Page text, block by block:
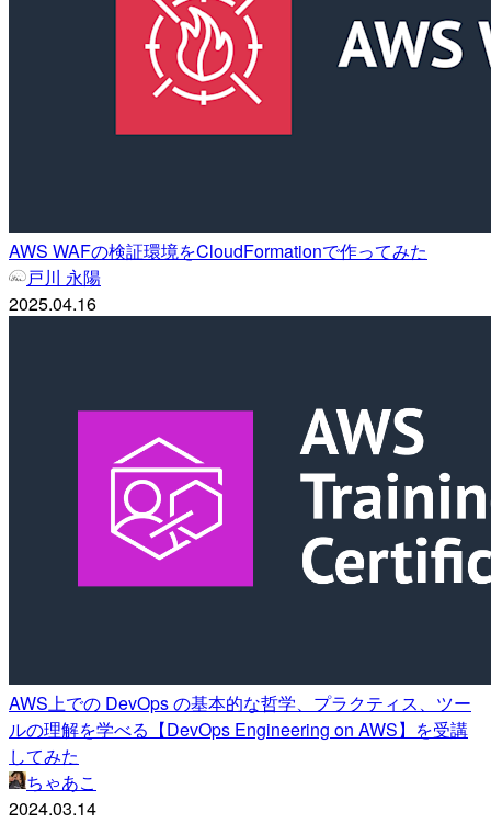
AWS WAFの検証環境をCloudFormationで作ってみた
戸川 永陽
2025.04.16
AWS上での DevOps の基本的な哲学、プラクティス、ツー
ルの理解を学べる【DevOps Engineering on AWS】を受講
してみた
ちゃあこ
2024.03.14